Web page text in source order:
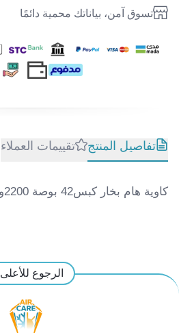
تسوق آمن، بياناتك محمية دائمًا
تفاصيل المنتج تقييمات العملاء
كاوية هام بخار كبس42 بوصة 2200واط بشاشة لمس أسود
الرجوع للأعلى